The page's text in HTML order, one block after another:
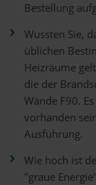
Bestellung
Wussten Sie,
üblichen
Heizräume
die der
Wände F90.
vorhanden
Ausführung.
Wie hoch ist
"graue